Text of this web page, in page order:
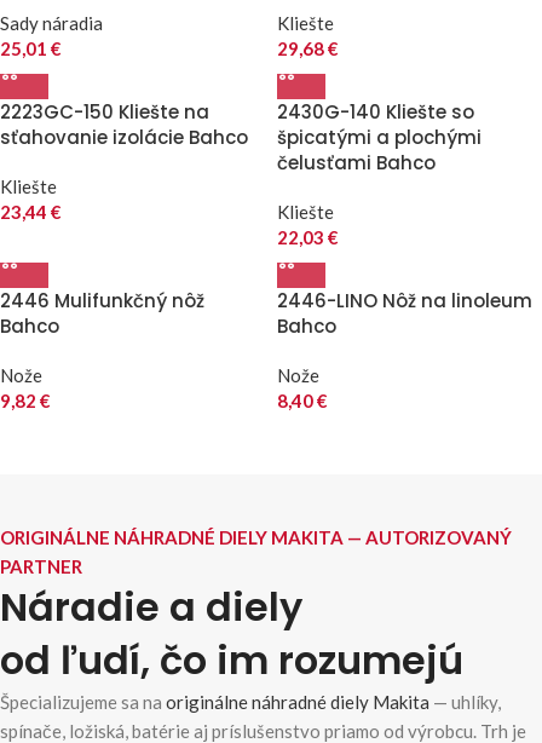
Sady náradia
25,01 €
Kliešte
29,68€
2223GC-150 Kliešte na
sťahovanie izolácie Bahco
Kliešte
23,44 €
2430G-140 Kliešte so
špicatými a plochými
čelusťami Bahco
Kliešte
22,03 €
2446 Mulifunkčný nôž
Bahco
Nože
9,82 €
2446-LINO Nôž na linoleum
Bahco
Nože
8,40€
ORIGINÁLNE NÁHRADNÉ DIELY MAKITA — AUTORIZOVANÝ
PARTNER
Náradie a diely
od ľudí, čo im rozumejú
Špecializujeme sa na originálne náhradné diely Makita — uhlíky,
spínače, ložiská, batérie aj príslušenstvo priamo od výrobcu. Trh je